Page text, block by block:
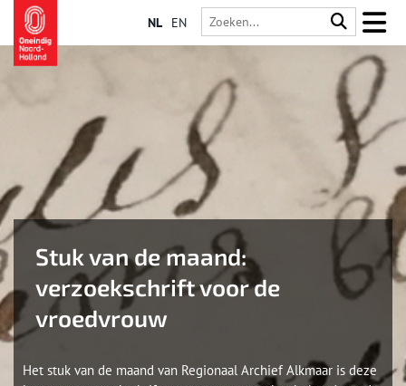
NL EN
Stuk van de maand:
verzoekschrift voor de
vroedvrouw
Het stuk van de maand van Regionaal Archief Alkmaar is deze